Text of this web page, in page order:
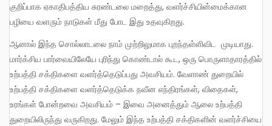
குறிப்பாக ஏகாதிபத்திய சுரண்டலை மறைத்து, வளர்ச்சியின்மைக்கான
பழியை வளரும் நாடுகள் மீது போட இது உதவுகிறது.
ஆனால் இந்த சொல்லாடலை நாம் முற்றிலுமாக புறந்தள்ளிவிட முடியாது.
மார்க்சிய பார்வையிலேயே புரிந்து கொண்டால் கூட, ஒரு பொருளாதாரத்தில்
உற்பத்தி சக்திகளை வளர்த்தெடுப்பது அவசியம். வேளாண் துறையில்
உற்பத்தி சக்திகளை வளர்த்தெடுக்க நவீன எந்திரங்கள், விதைகள்,
உரங்கள் போன்றவை அவசியம் – இவை அனைத்தும் ஆலை உற்பத்தி
துறையிலிருந்து வருகிறது. மேலும் இந்த உற்பத்தி சக்திகளின் வளர்ச்சியை